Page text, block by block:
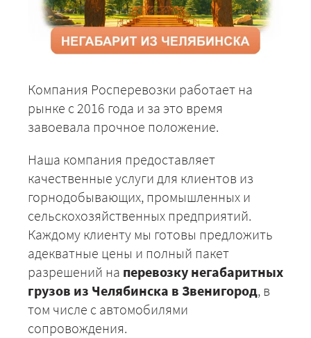
Компания Росперевозки работает на
рынке с 2016 года и за это время
завоевала прочное положение.
Наша компания предоставляет
качественные услуги для клиентов из
горнодобывающих, промышленных и
сельскохозяйственных предприятий.
Каждому клиенту мы готовы предложить
адекватные цены и полный пакет
разрешений на перевозку негабаритных
грузов из Челябинска в Звенигород, в
том числе с автомобилями
сопровождения.